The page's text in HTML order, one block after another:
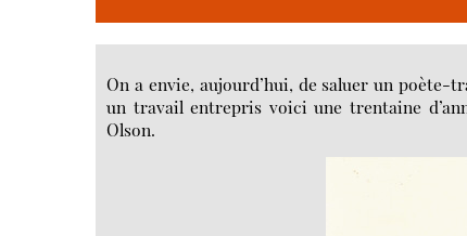
On a envie, aujourd’hui, de saluer un
un travail entrepris voici une trentaine
Olson.